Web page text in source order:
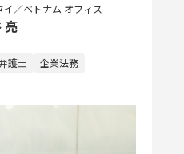
／ベトナム オフィス
亮
護士 企業法務